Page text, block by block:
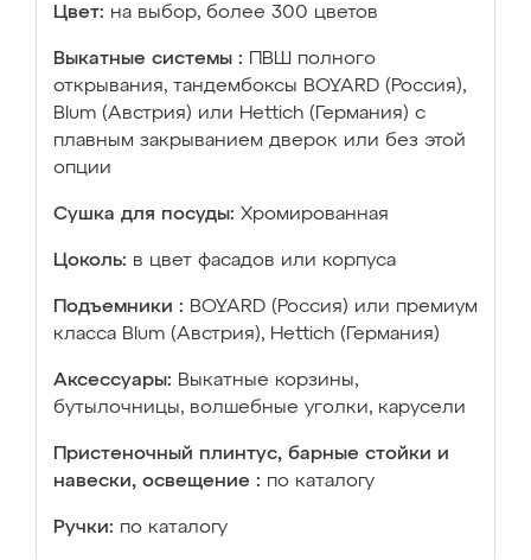
Цвет: на выбор, более 300 цветов
Выкатные системы :
ПВШ полного
открывания, тандембоксы BOYARD (Россия),
Blum (Австрия) или Hettich (Германия) с
плавным закрыванием дверок или без этой
опции
Сушка для посуды: Хромированная
Цоколь: в цвет фасадов или корпуса
Подъемники : BOYARD (Россия) или премиум
класса Blum (Австрия), Hettich (Германия)
Аксессуары: Выкатные корзины,
бутылочницы, волшебные уголки, карусели
Пристеночный плинтус, барные стойки и
навески, освещение : по каталогу
Ручки: по каталогу